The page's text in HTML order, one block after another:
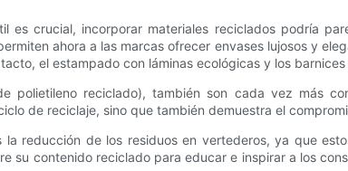
crucial, incorporar materiales reciclados podría
ahora a las marcas ofrecer envases lujosos y
el estampado con láminas ecológicas y los
polietileno reciclado), también son cada vez más
de reciclaje, sino que también demuestra el
reducción de los residuos en vertederos, ya que
su contenido reciclado para educar e inspirar a los